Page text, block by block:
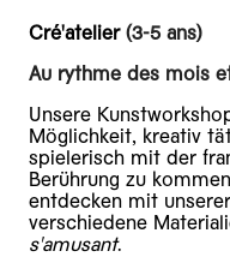
Cré'atelier (3-5 ans)
Au rythme des mois
Unsere
Möglichkeit, kreativ
spielerisch mit der
Berührung zu
entdecken mit
verschiedene
s'amusant.